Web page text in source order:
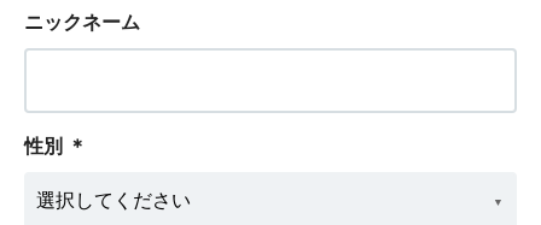
ニックネーム
性別 ＊